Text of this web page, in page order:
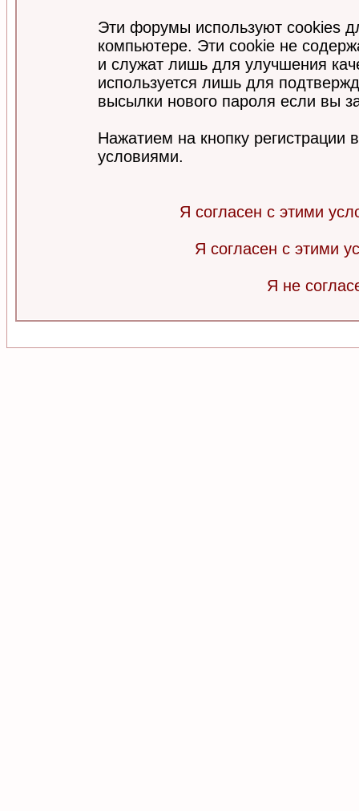
Эти форумы используют cookies
компьютере. Эти cookie не
и служат лишь для улучшения
используется лишь для
высылки нового пароля если вы
Нажатием на кнопку регистрации
условиями.
Я согласен с этими
Я согласен с этими
Я не